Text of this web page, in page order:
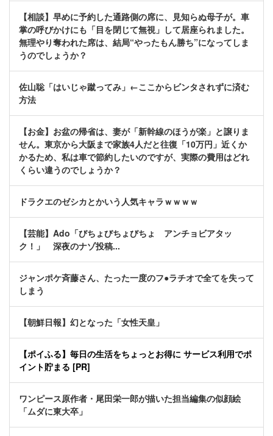
【相談】早めに予約した通路側の席に、見知らぬ母子が。車
掌の呼びかけにも「目を閉じて無視」して居座られました。
無理やり奪われた席は、結局“やったもん勝ち”になってしま
うのでしょうか？
佐山聡「はいじゃ蹴ってみ」←ここからビンタされずに済む
方法
【お金】お盆の帰省は、妻が「新幹線のほうが楽」と譲りま
せん。東京から大阪まで家族4人だと往復「10万円」近くか
かるため、私は車で節約したいのですが、実際の費用はどれ
くらい違うのでしょうか？
ドラクエのゼシカとかいう人気キャラｗｗｗｗ
【芸能】Ado「びちょびちょびちょ アンチョビアタッ
ク！」 深夜のナゾ投稿...
ジャンポケ斉藤さん、たった一度のフ●ラチオで全てを失って
しまう
【朝鮮日報】幻となった「女性天皇」
【ポイふる】毎日の生活をちょっとお得に サービス利用でポ
イント貯まる [PR]
ワンピース原作者・尾田栄一郎が描いた担当編集の似顔絵
「ムダに東大卒」